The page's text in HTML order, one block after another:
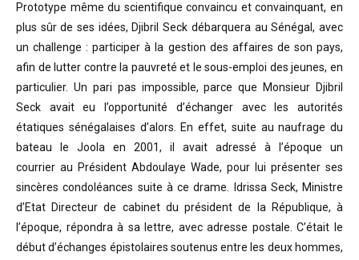
Prototype même du scientifique convaincu et convainquant, en
plus sûr de ses idées, Djibril Seck débarquera au Sénégal, avec
un challenge : participer à la gestion des affaires de son pays,
afin de lutter contre la pauvreté et le sous-emploi des jeunes, en
particulier. Un pari pas impossible, parce que Monsieur Djibril
Seck avait eu l’opportunité d’échanger avec les autorités
étatiques sénégalaises d’alors. En effet, suite au naufrage du
bateau le Joola en 2001, il avait adressé à l’époque un
courrier au Président Abdoulaye Wade, pour lui présenter ses
sincères condoléances suite à ce drame. Idrissa Seck, Ministre
d’Etat Directeur de cabinet du président de
la République, à
l’époque, répondra à sa lettre, avec adresse postale. C’était le
début d’échanges épistolaires soutenus entre les deux hommes,